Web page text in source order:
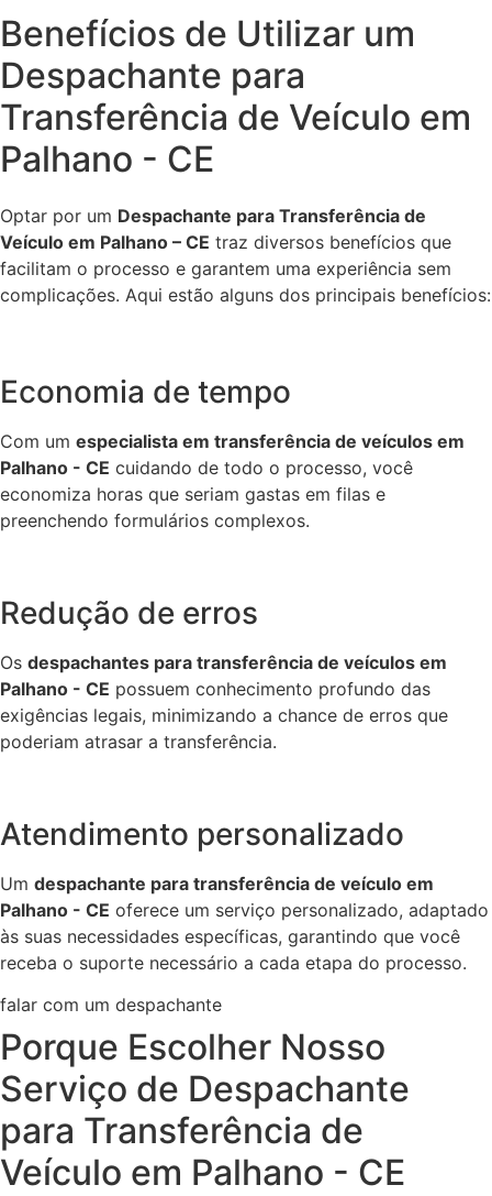
Benefícios de Utilizar um
Despachante para
Transferência de Veículo em
Palhano - CE
Optar por um Despachante para Transferência de
Veículo em Palhano – CE traz diversos benefícios que
facilitam o processo e garantem uma experiência sem
complicações. Aqui estão alguns dos principais benefícios:
Economia de tempo
Com um especialista em transferência de veículos em
Palhano - CE cuidando de todo o processo, você
economiza horas que seriam gastas em filas e
preenchendo formulários complexos.
Redução de erros
Os despachantes para transferência de veículos em
Palhano - CE possuem conhecimento profundo das
exigências legais, minimizando a chance de erros que
poderiam atrasar a transferência.
Atendimento personalizado
Um despachante para transferência de veículo em
Palhano - CE oferece um serviço personalizado, adaptado
às suas necessidades específicas, garantindo que você
receba o suporte necessário a cada etapa do processo.
falar com um despachante
Porque Escolher Nosso
Serviço de Despachante
para Transferência de
Veículo em Palhano - CE